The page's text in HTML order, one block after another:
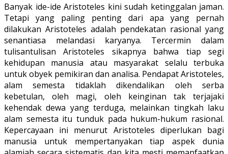
Banyak ide-ide Aristoteles kini sudah ketinggalan jaman.
Tetapi yang paling penting dari apa yang pernah
dilakukan Aristoteles adalah pendekatan rasional yang
senantiasa melandasi karyanya. Tercermin dalam
tulisantulisan Aristoteles sikapnya bahwa tiap segi
kehidupan manusia atau masyarakat selalu terbuka
untuk obyek pemikiran dan analisa. Pendapat Aristoteles,
alam semesta tidaklah dikendalikan oleh serba
kebetulan, oleh magi, oleh keinginan tak terjajaki
kehendak dewa yang terduga, melainkan tingkah laku
alam semesta itu tunduk pada hukum-hukum rasional.
Kepercayaan ini menurut Aristoteles diperlukan bagi
manusia untuk mempertanyakan tiap aspek dunia